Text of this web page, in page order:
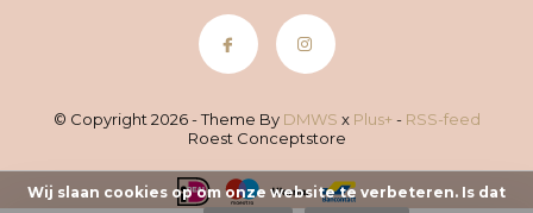
© Copyright 2026 - Theme By DMWS x Plus+ - RSS-feed
Roest Conceptstore
Wij slaan cookies op om onze website te verbeteren. Is dat